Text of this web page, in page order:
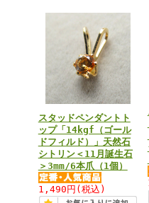
スタッドペンダントト
ップ「14kgf（ゴール
ドフィルド）」天然石
シトリン＜11月誕生石
＞3mm/6本爪（1個）
1,490円 (税込)